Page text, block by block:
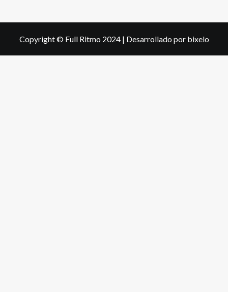
Copyright © Full Ritmo 2024 | Desarrollado por bixelo